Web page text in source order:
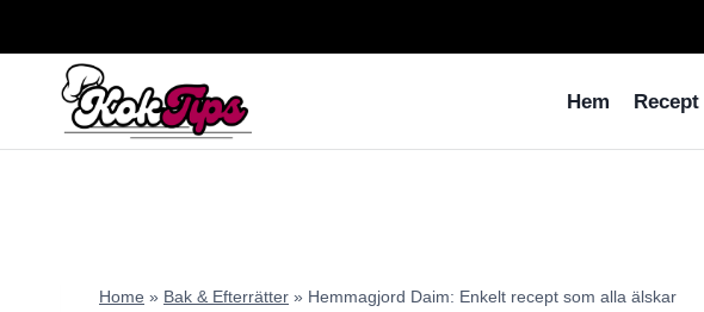
Hem
Recept
Home » Bak & Efterrätter » Hemmagjord Daim: Enkelt recept som alla älskar